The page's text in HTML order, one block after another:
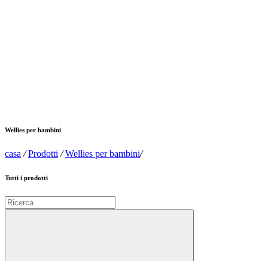
Wellies per bambini
casa /Prodotti / Wellies per bambini/
Tutti i prodotti